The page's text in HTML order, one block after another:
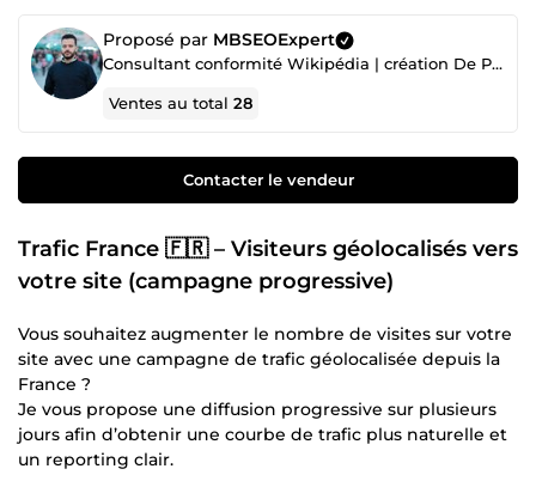
Proposé par MBSEOExpert
Consultant conformité Wikipédia | création De Page Wikipedia | Consultant SEO & Expert en Backlinks
Ventes au total28
Contacter le vendeur
Trafic France 🇫🇷 – Visiteurs géolocalisés vers
votre site (campagne progressive)
Vous souhaitez augmenter le nombre de visites sur votre
site avec une campagne de trafic géolocalisée depuis la
France ?
Je vous propose une diffusion progressive sur plusieurs
jours afin d’obtenir une courbe de trafic plus naturelle et
un reporting clair.